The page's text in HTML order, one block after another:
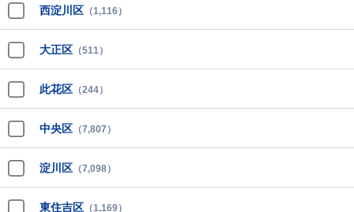
西淀川区 （1,116）
大正区 （511）
此花区 （244）
中央区 （7,807）
淀川区 （7,098）
東住吉区 （1,169）